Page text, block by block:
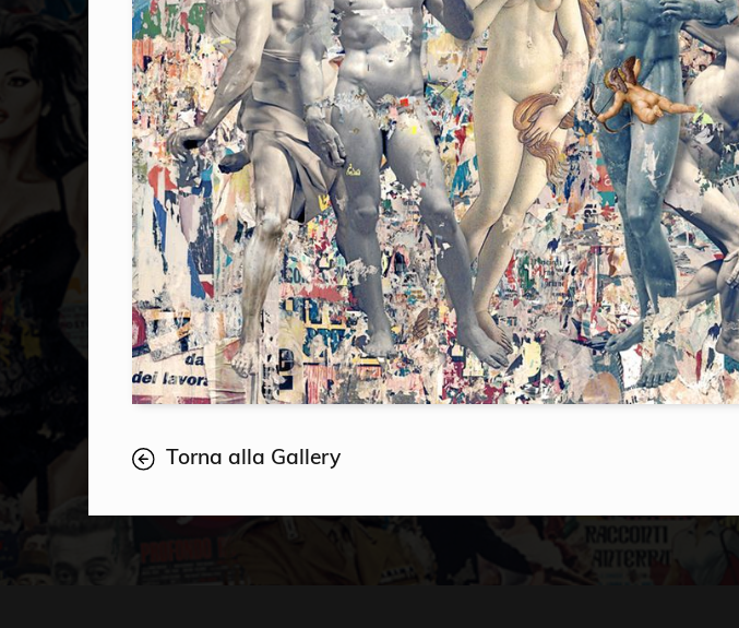
Torna alla Gallery